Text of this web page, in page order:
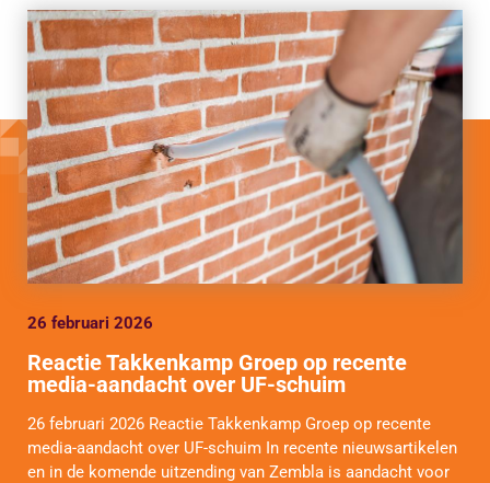
26 februari 2026
Reactie Takkenkamp Groep op recente
media-aandacht over UF-schuim
26 februari 2026 Reactie Takkenkamp Groep op recente
media-aandacht over UF-schuim In recente nieuwsartikelen
en in de komende uitzending van Zembla is aandacht voor